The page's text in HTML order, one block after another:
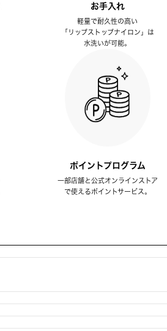
お手入れ
軽量で耐久性の高い
「リップストップナイロン」は
水洗いが可能。
ポイントプログラム
一部店舗と公式オンラインストア
で使えるポイントサービス。